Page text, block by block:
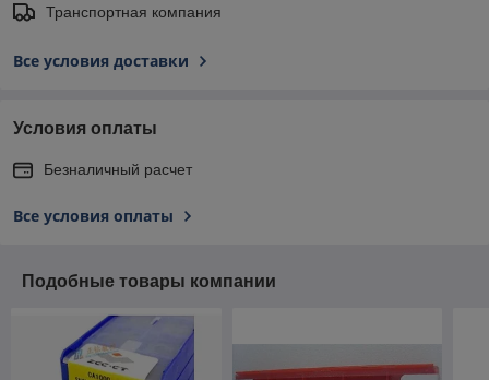
Транспортная компания
Все условия доставки
Условия оплаты
Безналичный расчет
Все условия оплаты
Подобные товары компании